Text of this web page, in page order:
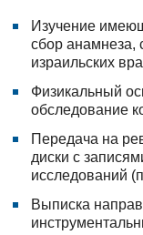
Изучение
сбор анамнеза,
израильских
Физикальный
обследование
Передача на
диски с
исследований
Выписка